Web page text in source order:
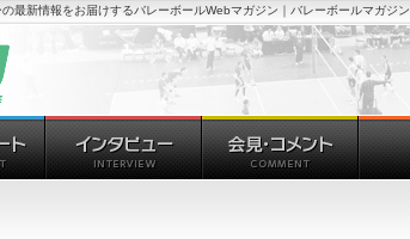
最新情報をお届けするバレーボールWebマガジン｜バレーボールマガジン